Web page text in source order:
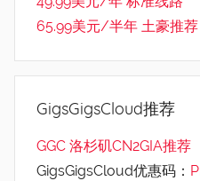
65.99美元/半年 土豪推荐
GigsGigsCloud推荐
GGC 洛杉矶CN2GIA推荐
GigsGigsCloud优惠码：